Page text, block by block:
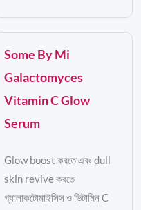
Some By Mi
Galactomyces
Vitamin C Glow
Serum
Glow boost করতে এবং dull
skin revive করতে
গ্যালাকটোমাইসিস ও ভিটামিন C